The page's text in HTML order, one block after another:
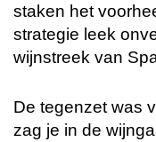
staken het
strategie leek
wijnstreek van
De tegenzet was
zag je in de